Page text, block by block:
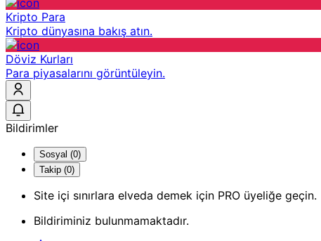
Kripto Para
Kripto dünyasına bakış atın.
Döviz Kurları
Para piyasalarını görüntüleyin.
Bildirimler
Sosyal (0)
Takip (0)
Site içi sınırlara elveda demek için PRO üyeliğe geçin.
Bildiriminiz bulunmamaktadır.